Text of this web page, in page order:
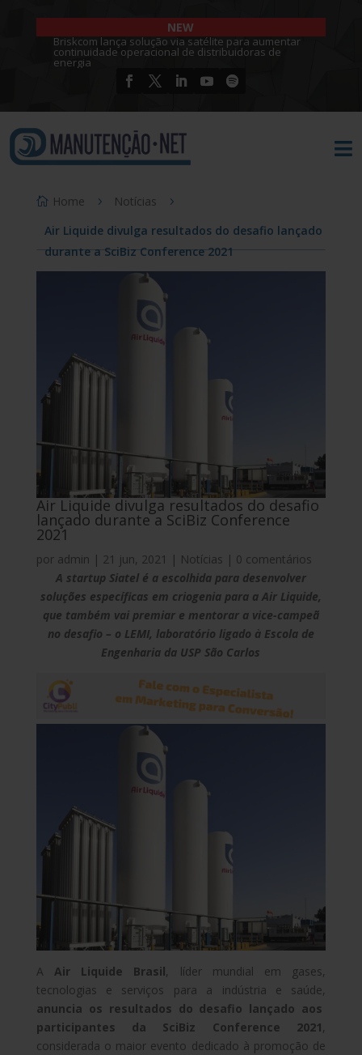
NEW
Briskcom lança solução via satélite para aumentar
continuidade operacional de distribuidoras de
energia

Home
Notícias
Air Liquide divulga resultados do desafio lançado
durante a SciBiz Conference 2021
Air Liquide divulga resultados do desafio
lançado durante a SciBiz Conference
2021
por admin | 21 jun, 2021 | Notícias | 0 comentários
A startup Siatel é a escolhida para desenvolver
soluções específicas em criogenia para a Air Liquide,
que também vai premiar e mentorar a vice-campeã
no desafio – o LEMI, laboratório ligado à Escola de
Engenharia da USP São Carlos
A Air Liquide Brasil, líder mundial em gases,
tecnologias e serviços para a indústria e saúde,
anuncia os resultados do desafio lançado aos
participantes da SciBiz Conference 2021,
considerada o maior evento dedicado à promoção de